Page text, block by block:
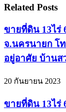
Related Posts
ขายที่ดิน 13ไร่
จ.นครนายก โท
อยู่อาศัย บ้านส
20 กันยายน 2023
ขายที่ดิน 13ไร่